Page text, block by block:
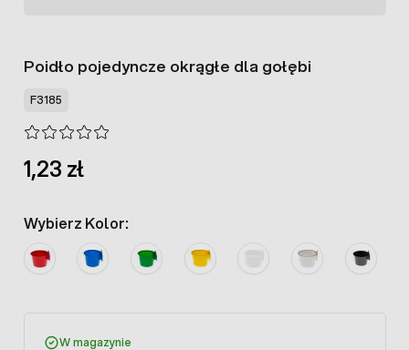
Poidło pojedyncze okrągłe dla gołębi
F3185
1,23 zł
Wybierz Kolor:
W magazynie